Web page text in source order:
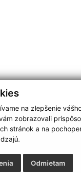
na zlepšenie
zobrazovali
stránok a na
Odmietam